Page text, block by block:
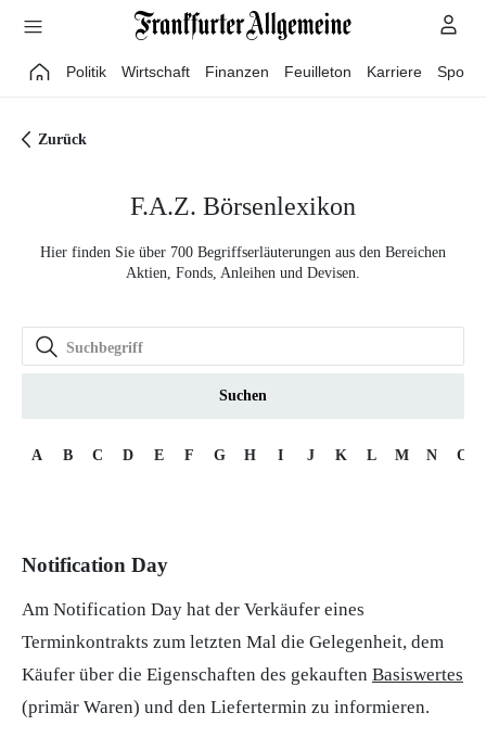
Direkt zum Hauptinhalt
Politik Wirtschaft Finanzen Feuilleton Karriere Sport
Zurück
F.A.Z. Börsenlexikon
Hier finden Sie über 700 Begriffserläuterungen aus den Bereichen
Aktien, Fonds, Anleihen und Devisen.
Suchen
A B C D E F G H I J K L M N O
Notification Day
Am Notification Day hat der Verkäufer eines
Terminkontrakts zum letzten Mal die Gelegenheit, dem
Käufer über die Eigenschaften des gekauften Basiswertes
(primär Waren) und den Liefertermin zu informieren.